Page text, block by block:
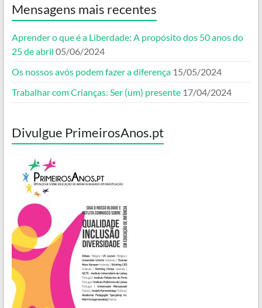
Mensagens mais recentes
Aprender o que é a Liberdade: A propósito dos 50 anos do
25 de abril 05/06/2024
Os nossos avós podem fazer a diferença 15/05/2024
Trabalhar com Crianças: Ser (um) presente 17/04/2024
Divulgue PrimeirosAnos.pt